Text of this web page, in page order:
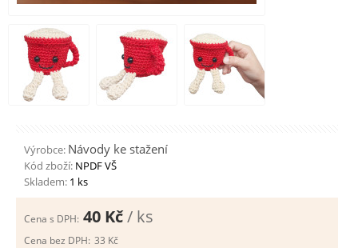
Výrobce: Návody ke stažení
Kód zboží: NPDF VŠ
Skladem: 1 ks
Cena s DPH: 40 Kč/ ks
Cena bez DPH: 33 Kč